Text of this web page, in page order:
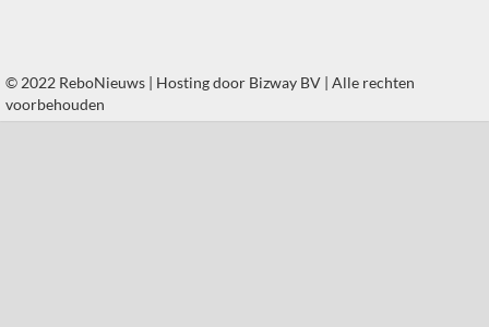
© 2022 ReboNieuws | Hosting door Bizway BV | Alle rechten
voorbehouden